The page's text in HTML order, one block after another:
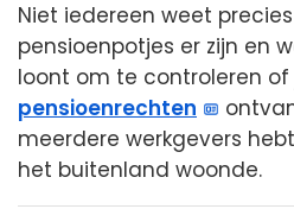
Niet iedereen weet
pensioenpotjes er zijn en
loont om te controleren of
pensioenrechten
meerdere werkgevers
het buitenland woonde.